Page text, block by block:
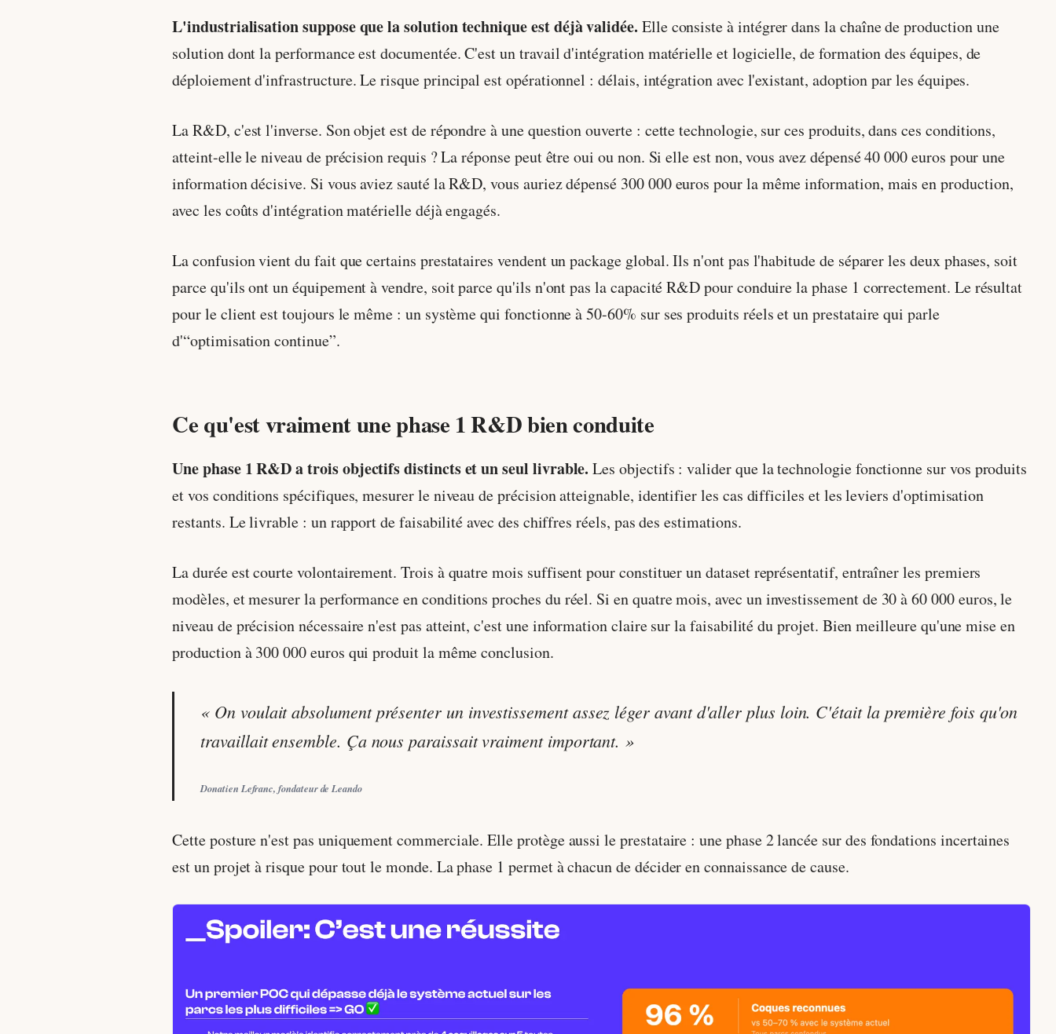
L'industrialisation suppose que la solution technique est déjà validée. Elle consiste à intégrer dans la chaîne de production une
solution dont la performance est documentée. C'est un travail d'intégration matérielle et logicielle, de formation des équipes, de
déploiement d'infrastructure. Le risque principal est opérationnel : délais, intégration avec l'existant, adoption par les équipes.
La R&D, c'est l'inverse. Son objet est de répondre à une question ouverte : cette technologie, sur ces produits, dans ces conditions,
atteint-elle le niveau de précision requis ? La réponse peut être oui ou non. Si elle est non, vous avez dépensé 40 000 euros pour une
information décisive. Si vous aviez sauté la R&D, vous auriez dépensé 300 000 euros pour la même information, mais en production,
avec les coûts d'intégration matérielle déjà engagés.
La confusion vient du fait que certains prestataires vendent un package global. Ils n'ont pas l'habitude de séparer les deux phases, soit
parce qu'ils ont un équipement à vendre, soit parce qu'ils n'ont pas la capacité R&D pour conduire la phase 1 correctement. Le résultat
pour le client est toujours le même : un système qui fonctionne à 50-60% sur ses produits réels et un prestataire qui parle
d'“optimisation continue”.
Ce qu'est vraiment une phase 1 R&D bien conduite
Une phase 1 R&D a trois objectifs distincts et un seul livrable. Les objectifs : valider que la technologie fonctionne sur vos produits
et vos conditions spécifiques, mesurer le niveau de précision atteignable, identifier les cas difficiles et les leviers d'optimisation
restants. Le livrable : un rapport de faisabilité avec des chiffres réels, pas des estimations.
La durée est courte volontairement. Trois à quatre mois suffisent pour constituer un dataset représentatif, entraîner les premiers
modèles, et mesurer la performance en conditions proches du réel. Si en quatre mois, avec un investissement de 30 à 60 000 euros, le
niveau de précision nécessaire n'est pas atteint, c'est une information claire sur la faisabilité du projet. Bien meilleure qu'une mise en
production à 300 000 euros qui produit la même conclusion.
« On voulait absolument présenter un investissement assez léger avant d'aller plus loin. C'était la première fois qu'on
travaillait ensemble. Ça nous paraissait vraiment important. »
Donatien Lefranc, fondateur de Leando
Cette posture n'est pas uniquement commerciale. Elle protège aussi le prestataire : une phase 2 lancée sur des fondations incertaines
est un projet à risque pour tout le monde. La phase 1 permet à chacun de décider en connaissance de cause.